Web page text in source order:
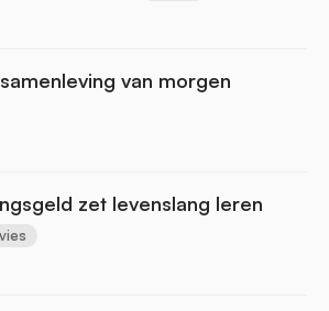
van morgen
zet levenslang leren